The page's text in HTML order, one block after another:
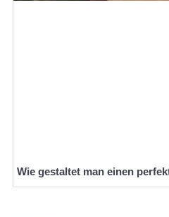
Wie gestaltet man einen